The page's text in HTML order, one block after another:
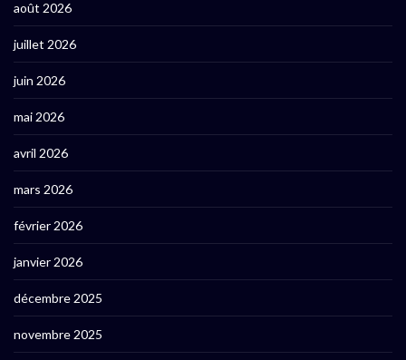
août 2026
juillet 2026
juin 2026
mai 2026
avril 2026
mars 2026
février 2026
janvier 2026
décembre 2025
novembre 2025